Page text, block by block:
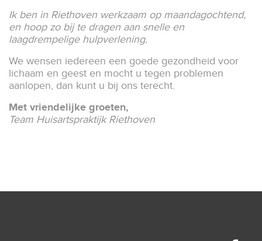
Ik ben in Riethoven werkzaam op maandagochtend,
en hoop zo bij te dragen aan snelle en
laagdrempelige hulpverlening.
We wensen iedereen een goede gezondheid voor
lichaam en geest en mocht u tegen problemen
aanlopen, dan kunt u bij ons terecht.
Met vriendelijke groeten,
Team Huisartspraktijk Riethoven